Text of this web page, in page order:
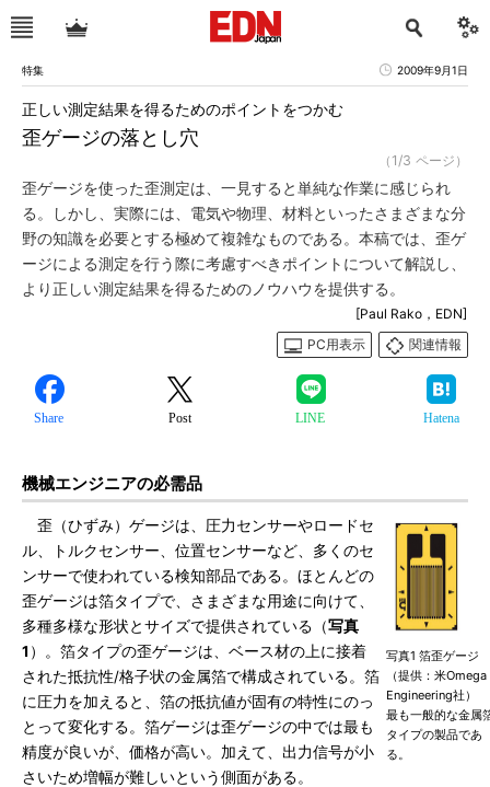
特集 2009年9月1日
歪ゲージの落とし穴
正しい測定結果を得るためのポイントをつかむ
（1/3 ページ）
歪ゲージを使った歪測定は、一見すると単純な作業に感じられ
る。しかし、実際には、電気や物理、材料といったさまざまな分
野の知識を必要とする極めて複雑なものである。本稿では、歪ゲ
ージによる測定を行う際に考慮すべきポイントについて解説し、
より正しい測定結果を得るためのノウハウを提供する。
[Paul Rako，EDN]
PC用表示
関連情報
Share Post LINE Hatena
機械エンジニアの必需品
写真1 箔歪ゲージ
（提供：米Omega
Engineering社）
最も一般的な金属
タイプの製品であ
る。
歪（ひずみ）ゲージは、圧力センサーやロードセ
ル、トルクセンサー、位置センサーなど、多くのセ
ンサーで使われている検知部品である。ほとんどの
歪ゲージは箔タイプで、さまざまな用途に向けて、
多種多様な形状とサイズで提供されている（写真
1 ）。箔タイプの歪ゲージは、ベース材の上に接着
された抵抗性/格子状の金属箔で構成されている。箔
に圧力を加えると、箔の抵抗値が固有の特性にのっ
とって変化する。箔ゲージは歪ゲージの中では最も
精度が良いが、価格が高い。加えて、出力信号が小
さいため増幅が難しいという側面がある。